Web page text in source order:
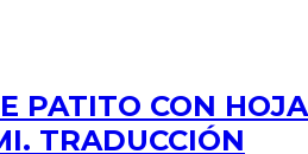
PATITO CON HOJA
TRADUCCIÓN